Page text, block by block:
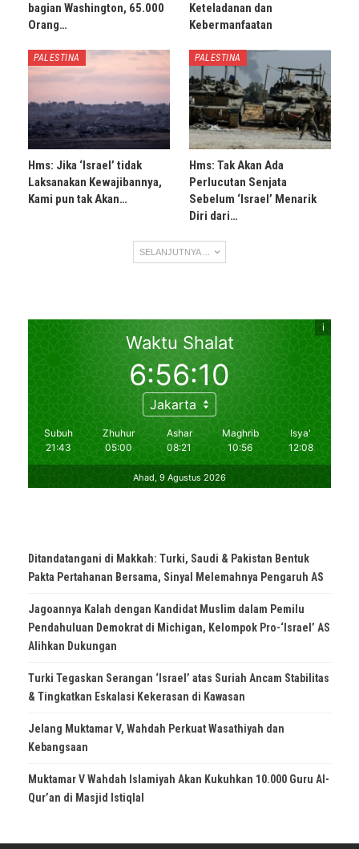
bagian Washington, 65.000
Orang…
Keteladanan dan
Kebermanfaatan
PALESTINA
Hms: Jika ‘Israel’ tidak
Laksanakan Kewajibannya,
Kami pun tak Akan…
PALESTINA
Hms: Tak Akan Ada
Perlucutan Senjata
Sebelum ‘Israel’ Menarik
Diri dari…
SELANJUTNYA ...
Ditandatangani di Makkah: Turki, Saudi & Pakistan Bentuk
Pakta Pertahanan Bersama, Sinyal Melemahnya Pengaruh AS
Jagoannya Kalah dengan Kandidat Muslim dalam Pemilu
Pendahuluan Demokrat di Michigan, Kelompok Pro-‘Israel’ AS
Alihkan Dukungan
Turki Tegaskan Serangan ‘Israel’ atas Suriah Ancam Stabilitas
& Tingkatkan Eskalasi Kekerasan di Kawasan
Jelang Muktamar V, Wahdah Perkuat Wasathiyah dan
Kebangsaan
Muktamar V Wahdah Islamiyah Akan Kukuhkan 10.000 Guru Al-
Qur’an di Masjid Istiqlal